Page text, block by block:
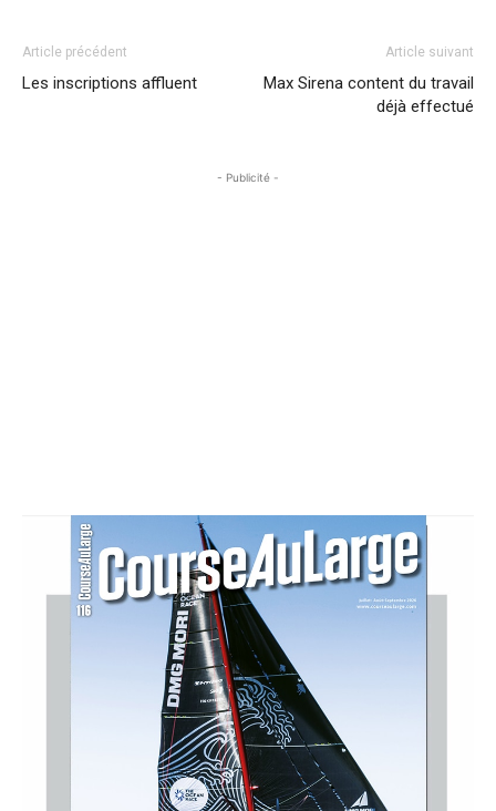
Article précédent
Les inscriptions affluent
Article suivant
Max Sirena content du travail
déjà effectué
- Publicité -